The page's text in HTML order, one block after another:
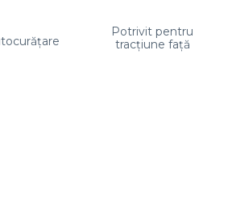
Potrivit pentru
tracțiune față